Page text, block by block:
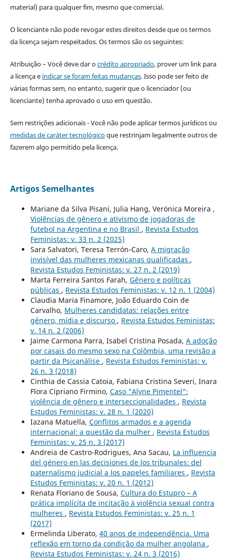
material) para qualquer fim, mesmo que comercial.
O licenciante não pode revogar estes direitos desde que os termos
da licença sejam respeitados. Os termos são os seguintes:
Atribuição – Você deve dar ocrédito apropriado, prover um link para
a licença e indicar se foram feitas mudanças. Isso pode ser feito de
várias formas sem, no entanto, sugerir que o licenciador (ou
licenciante) tenha aprovado o uso em questão.
Sem restrições adicionais - Você não pode aplicar termos jurídicos ou
medidas de caráter tecnológicoque restrinjam legalmente outros de
fazerem algo permitido pela licença.
Artigos Semelhantes
Mariane da Silva Pisani, Julia Hang, Verónica Moreira ,
Violências de gênero e ativismo de jogadoras de
futebol na Argentina e no Brasil , Revista Estudos
Feministas: v. 33 n. 2 (2025)
Sara Salvatori, Teresa Terrón-Caro, A migração
invisível das mulheres mexicanas qualificadas ,
Revista Estudos Feministas: v. 27 n. 2 (2019)
Marta Ferreira Santos Farah, Gênero e políticas
públicas , Revista Estudos Feministas: v. 12 n. 1 (2004)
Claudia Maria Finamore, João Eduardo Coin de
Carvalho, Mulheres candidatas: relações entre
gênero, mídia e discurso , Revista Estudos Feministas:
v. 14 n. 2 (2006)
Jaime Carmona Parra, Isabel Cristina Posada, A adoção
por casais do mesmo sexo na Colômbia, uma revisão a
partir da Psicanálise , Revista Estudos Feministas: v.
26 n. 3 (2018)
Cinthia de Cassia Catoia, Fabiana Cristina Severi, Inara
Flora Cipriano Firmino, Caso “Alyne Pimentel”:
violência de gênero e interseccionalidades , Revista
Estudos Feministas: v. 28 n. 1 (2020)
Iazana Matuella, Conflitos armados e a agenda
internacional: a questão da mulher , Revista Estudos
Feministas: v. 25 n. 3 (2017)
Andreia de Castro-Rodrigues, Ana Sacau, La influencia
del género en las decisiones de los tribunales: del
paternalismo judicial a los papeles familiares , Revista
Estudos Feministas: v. 20 n. 1 (2012)
Renata Floriano de Sousa, Cultura do Estupro – A
prática implícita de incitação à violência sexual contra
mulheres , Revista Estudos Feministas: v. 25 n. 1
(2017)
Ermelinda Liberato, 40 anos de independência. Uma
reflexão em torno da condição da mulher angolana ,
Revista Estudos Feministas: v. 24 n. 3 (2016)